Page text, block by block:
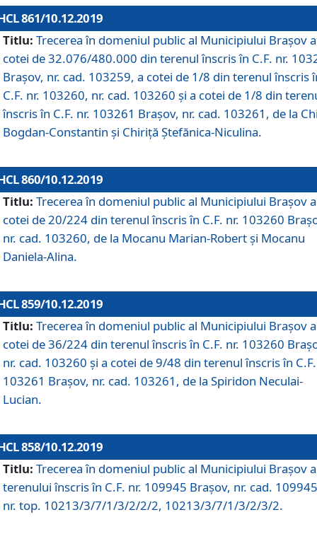
861/10.12.2019
Titlu: Trecerea în domeniul public al Municipiului Braşov a
cotei de 32.076/480.000 din terenul înscris în C.F. nr.
Brașov, nr. cad. 103259, a cotei de 1/8 din terenul înscris
C.F. nr. 103260, nr. cad. 103260 și a cotei de 1/8 din
înscris în C.F. nr. 103261 Brașov, nr. cad. 103261, de la
Bogdan-Constantin și Chiriță Ștefănica-Niculina.
860/10.12.2019
Titlu: Trecerea în domeniul public al Municipiului Braşov a
cotei de 20/224 din terenul înscris în C.F. nr. 103260
nr. cad. 103260, de la Mocanu Marian-Robert și Mocanu
Daniela-Alina.
859/10.12.2019
Titlu: Trecerea în domeniul public al Municipiului Braşov a
cotei de 36/224 din terenul înscris în C.F. nr. 103260
nr. cad. 103260 și a cotei de 9/48 din terenul înscris în
103261 Brașov, nr. cad. 103261, de la Spiridon Neculai-
Lucian.
858/10.12.2019
Titlu: Trecerea în domeniul public al Municipiului Braşov a
terenului înscris în C.F. nr. 109945 Brașov, nr. cad.
nr. top. 10213/3/7/1/3/2/2/2, 10213/3/7/1/3/2/3/2.